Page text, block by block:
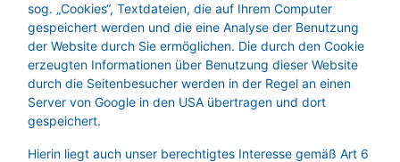
sog. „Cookies“, Textdateien, die auf Ihrem Computer
gespeichert werden und die eine Analyse der Benutzung
der Website durch Sie ermöglichen. Die durch den Cookie
erzeugten Informationen über Benutzung dieser Website
durch die Seitenbesucher werden in der Regel an einen
Server von Google in den USA übertragen und dort
gespeichert.
Hierin liegt auch unser berechtigtes Interesse gemäß Art 6